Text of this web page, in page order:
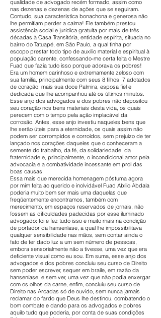
qualidade de advogado recém formado, assim como
nas dezenas e dezenas de ações que se seguiram.
Contudo, sua característica bonachona e generosa não
lhe permitiam perder a calma! Ele também prestou
assistência social e jurídica gratuita por mais de três
décadas à Casa Transitória, entidade espírita, situada no
bairro do Tatuapé, em São Paulo, a qual tinha por
escopo prestar todo tipo de auxílio material e espiritual à
população carente, confessando-me certa feita o Mestre
Fuad que fazia tudo isso porque adorava os pobres!
Era um homem carinhoso e extremamente zeloso com
sua família, principalmente com seus 8 filhos, 7 adotados
de coração, mais sua doce Palmira, esposa fiel e
dedicada que lhe acompanhou até os últimos minutos.
Esse anjo dos advogados e dos pobres não depositou
seu coração nos bens materiais desta vida, os quais
perecem com o tempo pela ação implacável da
corrosão. Antes, esse anjo investiu naqueles bens que
lhe serão úteis para a eternidade, os quais assim não
podem ser corrompidos e corroídos, sem prejuízo de ter
lançado nos corações daqueles que o conheceram a
semente do trabalho, da fé, da solidariedade, da
fraternidade e, principalmente, o incondicional amor pela
advocacia e a combatividade incessante em prol das
boas causas.
Essa mais que merecida homenagem póstuma agora
por mim feita ao querido e inolvidável Fuad Abílio Abdala
poderia muito bem ser mais uma daquelas que
freqüentemente encontramos, também com
merecimento, em espaços reservados de jornais, não
fossem as dificuldades padecidas por esse iluminado
advogado: foi e fez tudo isso e muito mais na condição
de portador da hanseníase, a qual lhe impossibilitava
qualquer sensibilidade nas mãos, sem contar ainda o
fato de ter dado luz a um sem número de pessoas,
embora sensorialmente não a tivesse, uma vez que era
deficiente visual como eu sou. Em suma, esse anjo dos
advogados e dos pobres concluiu seu curso de Direito
sem poder escrever, sequer em braile, em razão da
hanseníase, e sem ver, uma vez que não podia enxergar
com os olhos da carne, enfim, concluiu seu curso de
Direito nas Arcadas só de ouvido, sem nunca jamais
reclamar do fardo que Deus lhe destinou, combatendo o
bom combate e dando para os advogados e pobres
aquilo tudo que poderia, por conta de suas condições